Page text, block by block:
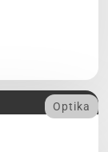
Optika